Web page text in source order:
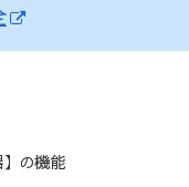
の機能